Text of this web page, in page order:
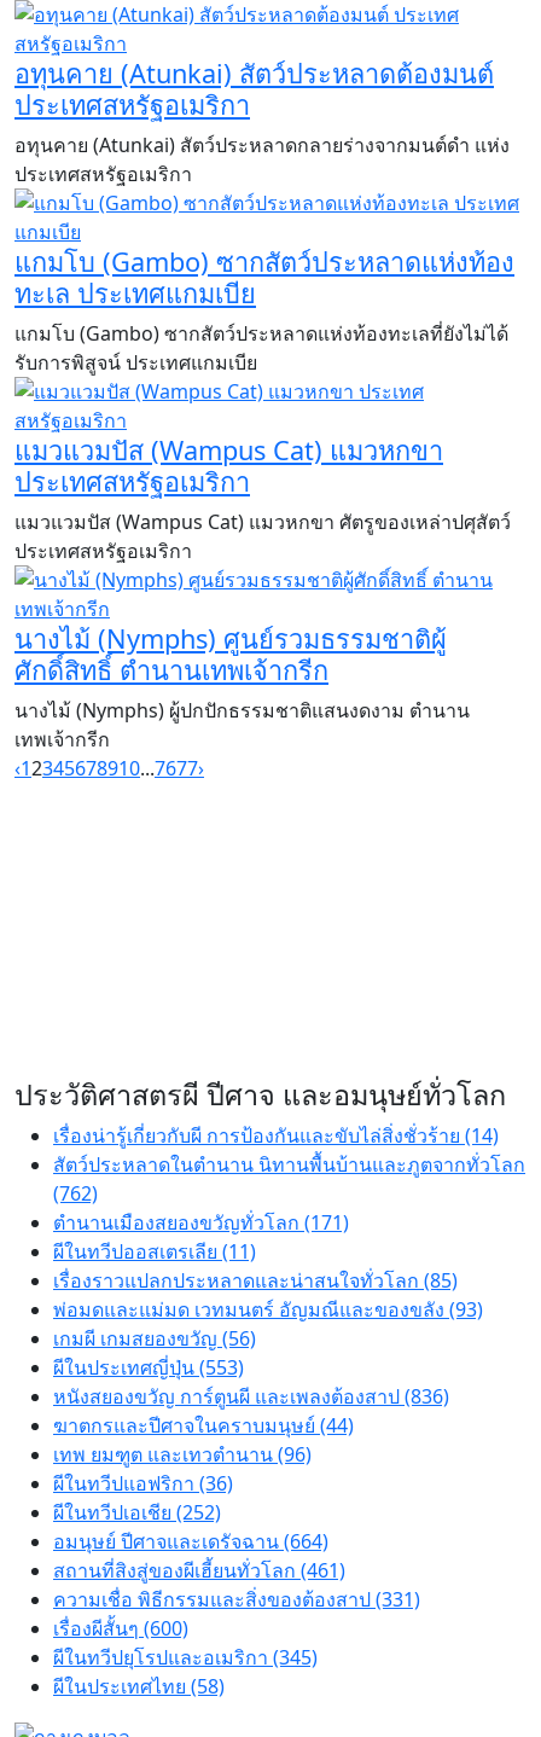
อทุนคาย (Atunkai) สัตว์ประหลาดต้องมนต์
ประเทศสหรัฐอเมริกา
อทุนคาย (Atunkai) สัตว์ประหลาดกลายร่างจากมนต์ดำ แห่ง
ประเทศสหรัฐอเมริกา
แกมโบ (Gambo) ซากสัตว์ประหลาดแห่งท้อง
ทะเล ประเทศแกมเบีย
แกมโบ (Gambo) ซากสัตว์ประหลาดแห่งท้องทะเลที่ยังไม่ได้
รับการพิสูจน์ ประเทศแกมเบีย
แมวแวมปัส (Wampus Cat) แมวหกขา
ประเทศสหรัฐอเมริกา
​แมวแวมปัส (Wampus Cat) แมวหกขา ศัตรูของเหล่าปศุสัตว์
ประเทศสหรัฐอเมริกา ​
นางไม้ (Nymphs) ศูนย์รวมธรรมชาติผู้
ศักดิ์สิทธิ์ ตำนานเทพเจ้ากรีก
นางไม้ (Nymphs) ผู้ปกปักธรรมชาติแสนงดงาม ตำนาน
เทพเจ้ากรีก
‹12345678910...7677›
ประวัติศาสตรผี ปีศาจ และอมนุษย์ทั่วโลก
เรื่องน่ารู้เกี่ยวกับผี การป้องกันและขับไล่สิ่งชั่วร้าย (14)
สัตว์ประหลาดในตำนาน นิทานพื้นบ้านและภูตจากทั่วโลก
(762)
ตำนานเมืองสยองขวัญทั่วโลก (171)
ผีในทวีปออสเตรเลีย (11)
เรื่องราวแปลกประหลาดและน่าสนใจทั่วโลก (85)
พ่อมดและแม่มด เวทมนตร์ อัญมณีและของขลัง (93)
เกมผี เกมสยองขวัญ (56)
ผีในประเทศญี่ปุ่น (553)
หนังสยองขวัญ การ์ตูนผี และเพลงต้องสาป (836)
ฆาตกรและปีศาจในคราบมนุษย์ (44)
เทพ ยมฑูต และเทวตำนาน (96)
ผีในทวีปแอฟริกา (36)
ผีในทวีปเอเชีย (252)
อมนุษย์ ปีศาจและเดรัจฉาน (664)
สถานที่สิงสู่ของผีเฮี้ยนทั่วโลก (461)
ความเชื่อ พิธีกรรมและสิ่งของต้องสาป (331)
เรื่องผีสั้นๆ (600)
ผีในทวีปยุโรปและอเมริกา (345)
ผีในประเทศไทย (58)